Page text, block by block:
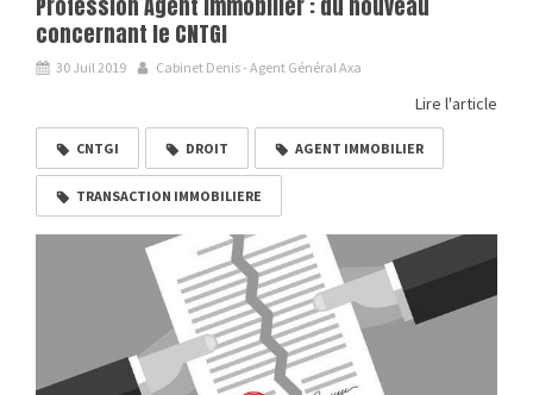
concernant le CNTGI
30 Juil 2019 Cabinet Denis - Agent Général Axa
Lire l'article
CNTGI DROIT AGENT IMMOBILIER
TRANSACTION IMMOBILIERE